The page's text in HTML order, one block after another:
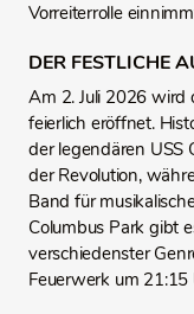
Vorreiterrolle
DER FESTLICHE
Am 2. Juli 2026 wird
feierlich eröffnet.
der legendären USS
der Revolution,
Band für
Columbus Park gibt
verschiedenster
Feuerwerk um